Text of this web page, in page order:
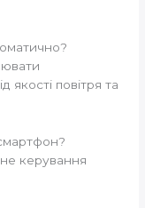
якості повітря та
керування